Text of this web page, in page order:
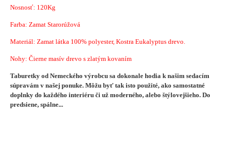
Nosnosť: 120Kg
Farba: Zamat Starorúžová
Materiál: Zamat látka 100% polyester, Kostra Eukalyptus drevo.
Nohy: Čierne masív drevo s zlatým kovaním
Taburetky od Nemeckého výrobcu sa dokonale hodia k našim sedacím
súpravám v našej ponuke. Môžu byť tak isto použité, ako samostatné
doplnky do každého interiéru či už moderného, alebo štýlovejšieho. Do
predsiene, spálne...